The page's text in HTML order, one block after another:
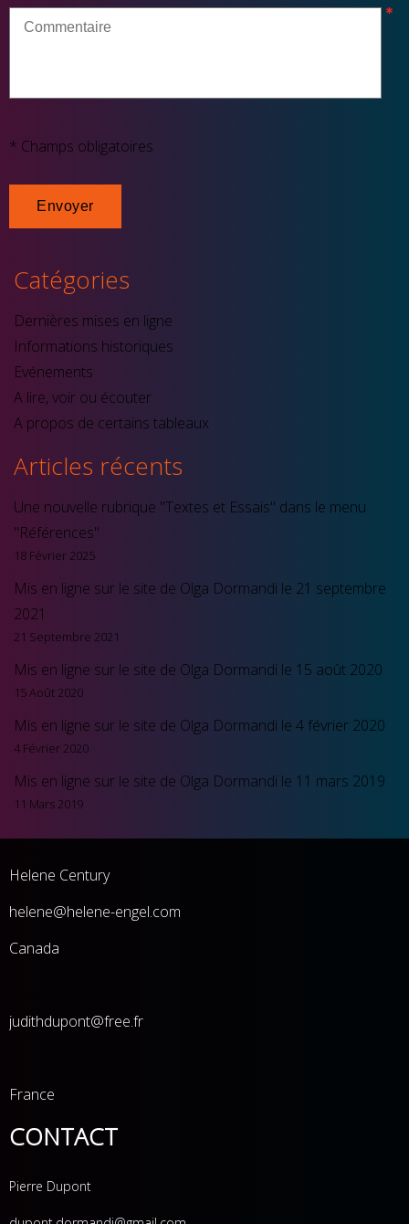
* Champs obligatoires
Catégories
Dernières mises en ligne
Informations historiques
Evénements
A lire, voir ou écouter
A propos de certains tableaux
Articles récents
Une nouvelle rubrique "Textes et Essais" dans le menu
"Références"
18 Février 2025
Mis en ligne sur le site de Olga Dormandi le 21 septembre
2021
21 Septembre 2021
Mis en ligne sur le site de Olga Dormandi le 15 août 2020
15 Août 2020
Mis en ligne sur le site de Olga Dormandi le 4 février 2020
4 Février 2020
Mis en ligne sur le site de Olga Dormandi le 11 mars 2019
11 Mars 2019
Helene Century
helene@helene-engel.com
Canada
judithdupont@free.fr
France
CONTACT
Pierre Dupont